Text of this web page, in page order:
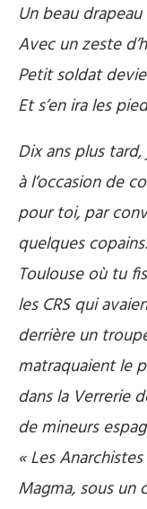
Un beau
Avec un zeste
Petit soldat
Et s’en ira les
Dix ans plus
à l’occasion de
pour toi, par
quelques
Toulouse où tu
les CRS qui
derrière un
matraquaient le
dans la Verrerie
de mineurs
« Les
Magma, sous un